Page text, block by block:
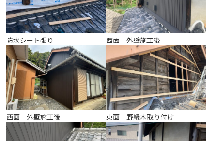
防水シート張り 西面 外壁施工後
西面 外壁施工後 東面 野縁木取り付け